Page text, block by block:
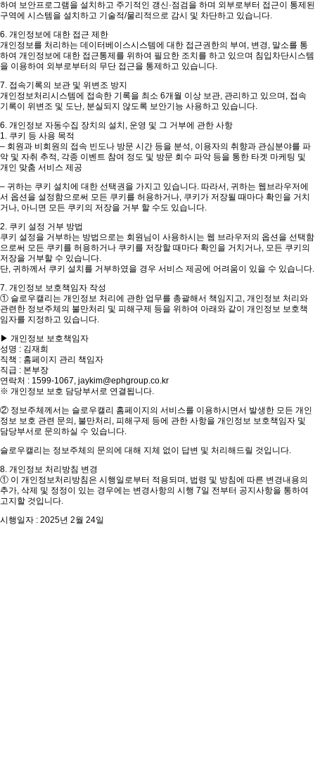
하여 보안프로그램을 설치하고 주기적인 갱신·점검을 하며 외부로부터 접근이 통제된
구역에 시스템을 설치하고 기술적/물리적으로 감시 및 차단하고 있습니다.
6. 개인정보에 대한 접근 제한
개인정보를 처리하는 데이터베이스시스템에 대한 접근권한의 부여, 변경, 말소를 통
하여 개인정보에 대한 접근통제를 위하여 필요한 조치를 하고 있으며 침입차단시스템
을 이용하여 외부로부터의 무단 접근을 통제하고 있습니다.
7. 접속기록의 보관 및 위변조 방지
개인정보처리시스템에 접속한 기록을 최소 6개월 이상 보관, 관리하고 있으며, 접속
기록이 위변조 및 도난, 분실되지 않도록 보안기능 사용하고 있습니다.
6. 개인정보 자동수집 장치의 설치, 운영 및 그 거부에 관한 사항
1. 쿠키 등 사용 목적
– 회원과 비회원의 접속 빈도나 방문 시간 등을 분석, 이용자의 취향과 관심분야를 파
악 및 자취 추적, 각종 이벤트 참여 정도 및 방문 회수 파악 등을 통한 타겟 마케팅 및
개인 맞춤 서비스 제공
– 귀하는 쿠키 설치에 대한 선택권을 가지고 있습니다. 따라서, 귀하는 웹브라우저에
서 옵션을 설정함으로써 모든 쿠키를 허용하거나, 쿠키가 저장될 때마다 확인을 거치
거나, 아니면 모든 쿠키의 저장을 거부 할 수도 있습니다.
2. 쿠키 설정 거부 방법
쿠키 설정을 거부하는 방법으로는 회원님이 사용하시는 웹 브라우저의 옵션을 선택함
으로써 모든 쿠키를 허용하거나 쿠키를 저장할 때마다 확인을 거치거나, 모든 쿠키의
저장을 거부할 수 있습니다.
단, 귀하께서 쿠키 설치를 거부하였을 경우 서비스 제공에 어려움이 있을 수 있습니다.
7. 개인정보 보호책임자 작성
① 슬로우캘리는 개인정보 처리에 관한 업무를 총괄해서 책임지고, 개인정보 처리와
관련한 정보주체의 불만처리 및 피해구제 등을 위하여 아래와 같이 개인정보 보호책
임자를 지정하고 있습니다.
▶ 개인정보 보호책임자
성명 : 김재희
직책 : 홈페이지 관리 책임자
직급 : 본부장
연락처 : 1599-1067, jaykim@ephgroup.co.kr
※ 개인정보 보호 담당부서로 연결됩니다.
② 정보주체께서는 슬로우캘리 홈페이지의 서비스를 이용하시면서 발생한 모든 개인
정보 보호 관련 문의, 불만처리, 피해구제 등에 관한 사항을 개인정보 보호책임자 및
담당부서로 문의하실 수 있습니다.
슬로우캘리는 정보주체의 문의에 대해 지체 없이 답변 및 처리해드릴 것입니다.
8. 개인정보 처리방침 변경
① 이 개인정보처리방침은 시행일로부터 적용되며, 법령 및 방침에 따른 변경내용의
추가, 삭제 및 정정이 있는 경우에는 변경사항의 시행 7일 전부터 공지사항을 통하여
고지할 것입니다.
시행일자 : 2025년 2월 24일